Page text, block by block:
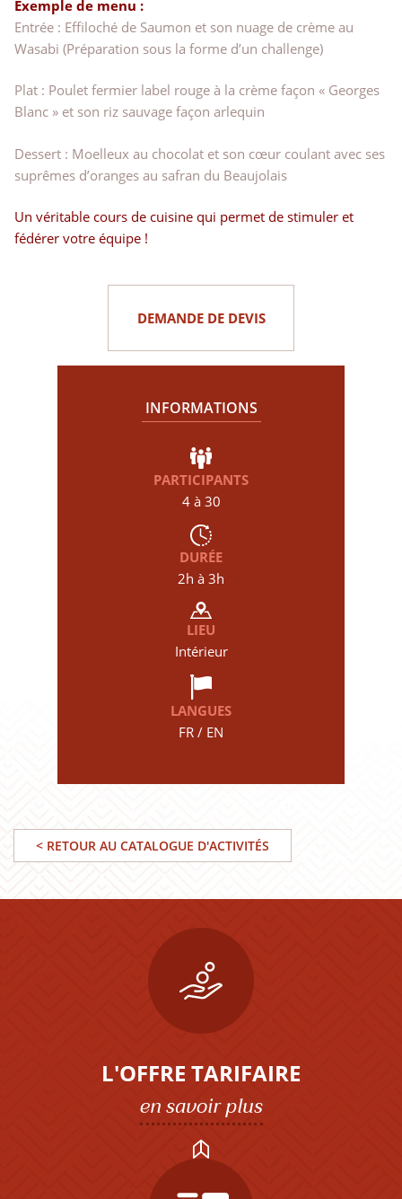
Exemple de menu :
Entrée : Effiloché de Saumon et son nuage de crème au
Wasabi (Préparation sous la forme d’un challenge)
Plat : Poulet fermier label rouge à la crème façon « Georges
Blanc » et son riz sauvage façon arlequin
Dessert : Moelleux au chocolat et son cœur coulant avec ses
suprêmes d’oranges au safran du Beaujolais
Un véritable cours de cuisine qui permet de stimuler et
fédérer votre équipe !
DEMANDE DE DEVIS
INFORMATIONS
PARTICIPANTS
4 à 30
DURÉE
2h à 3h
LIEU
Intérieur
LANGUES
FR / EN
< RETOUR AU CATALOGUE D'ACTIVITÉS
L'OFFRE TARIFAIRE
en savoir plus